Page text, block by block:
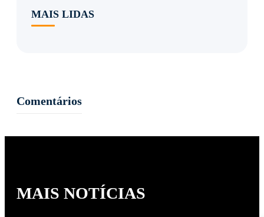
MAIS LIDAS
Comentários
MAIS NOTÍCIAS